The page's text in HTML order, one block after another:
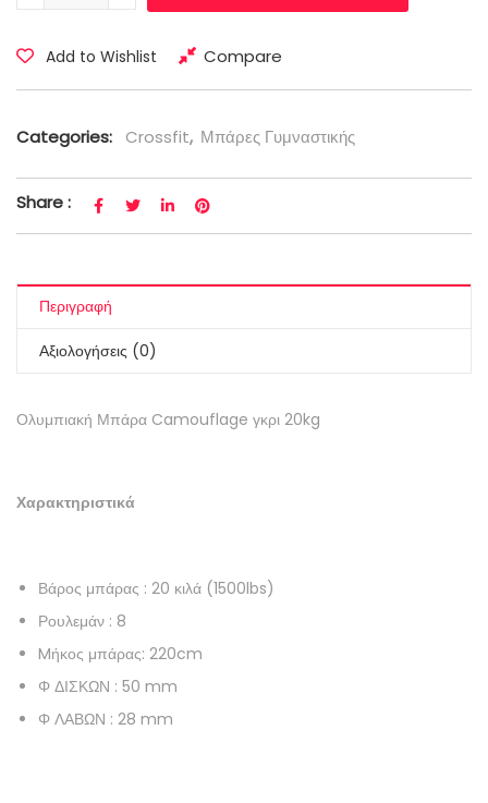
Add to Wishlist Compare
Categories: Crossfit, Μπάρες Γυμναστικής
Share :
Περιγραφή
Αξιολογήσεις (0)
Ολυμπιακή Μπάρα Camouflage γκρι 20kg
Χαρακτηριστικά
Βάρος μπάρας : 20 κιλά (1500lbs)
Ρουλεμάν : 8
Mήκος μπάρας: 220cm
Φ ΔΙΣΚΩΝ : 50 mm
Φ ΛΑΒΩΝ : 28 mm